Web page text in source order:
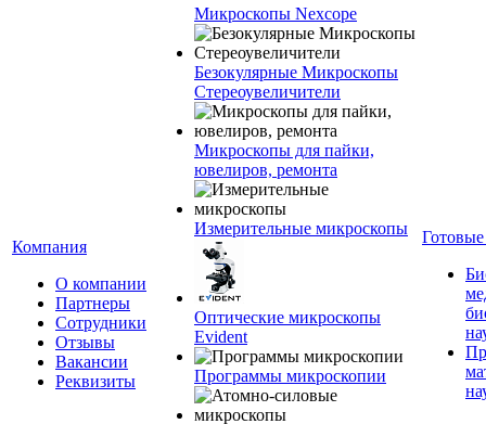
Компания
О компании
Партнеры
Сотрудники
Отзывы
Вакансии
Реквизиты
Микроскопы Nexcope
Безокулярные Микроскопы
Стереоувеличители
Микроскопы для пайки,
ювелиров, ремонта
Измерительные микроскопы
Оптические микроскопы
Evident
Программы микроскопии